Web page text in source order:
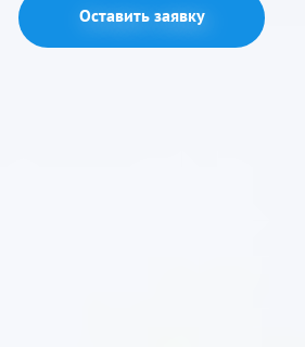
Оставить заявку